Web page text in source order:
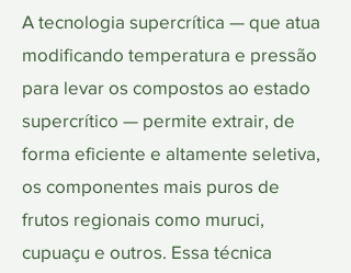
A tecnologia supercrítica — que atua
modificando temperatura e pressão
para levar os compostos ao estado
supercrítico — permite extrair, de
forma eficiente e altamente seletiva,
os componentes mais puros de
frutos regionais como muruci,
cupuaçu e outros. Essa técnica